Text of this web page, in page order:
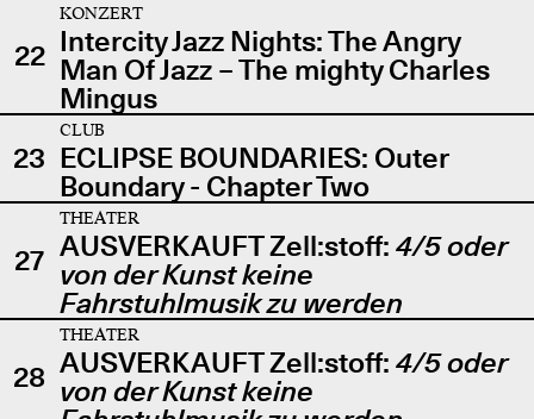
22
KONZERT
Intercity Jazz Nights: The Angry
Man Of Jazz – The mighty Charles
Mingus
23
CLUB
ECLIPSE BOUNDARIES: Outer
Boundary - Chapter Two
27
THEATER
AUSVERKAUFT Zell:stoff: 4/5 oder
von der Kunst keine
Fahrstuhlmusik zu werden
28
THEATER
AUSVERKAUFT Zell:stoff: 4/5 oder
von der Kunst keine